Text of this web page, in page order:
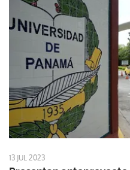
13 JUL 2023